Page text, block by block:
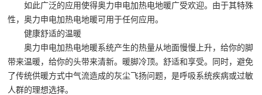
如此广泛的应用使得奥力申电加热电地暖广受欢迎。由于其特殊
性，奥力申电加热电地暖可用于任何应用。
健康舒适的温暖
奥力申电加热电地暖系统产生的热量从地面慢慢上升，给你的脚
带来温暖，给你的头带来清新。暖脚冷顶。舒适和享受。同时，避免
了传统供暖方式中气流造成的灰尘飞扬问题，是呼吸系统疾病或过敏
人群的理想选择。